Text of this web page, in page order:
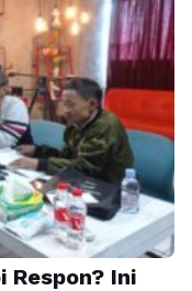
Respon? Ini